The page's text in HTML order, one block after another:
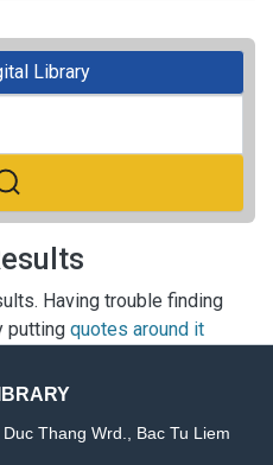
Library
Having trouble finding
putting quotes around it
Thang Wrd., Bac Tu Liem